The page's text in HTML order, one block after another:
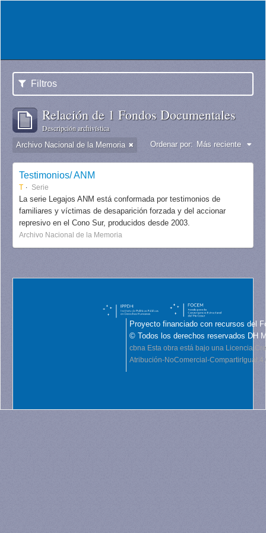
Filtros
Relación de 1 Fondos Documentales
Descripción archivística
Archivo Nacional de la Memoria Ordenar por: Más reciente
Testimonios/ ANM
T Serie
La serie Legajos ANM está conformada por testimonios de
familiares y víctimas de desaparición forzada y del accionar
represivo en el Cono Sur, producidos desde 2003.
Archivo Nacional de la Memoria
Proyecto financiado con recursos del
© Todos los derechos reservados DH
cbna Esta obra está bajo una Licencia
Atribución-NoComercial-CompartirIgual